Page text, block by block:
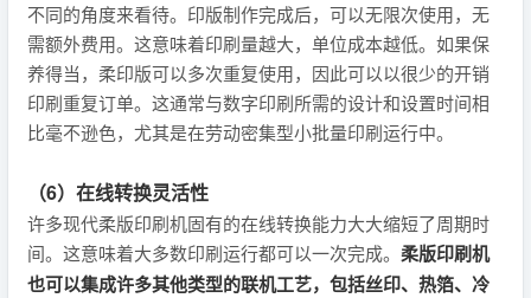
不同的角度来看待。印版制作完成后，可以无限次使用，无
需额外费用。这意味着印刷量越大，单位成本越低。如果保
养得当，柔印版可以多次重复使用，因此可以以很少的开销
印刷重复订单。这通常与数字印刷所需的设计和设置时间相
比毫不逊色，尤其是在劳动密集型小批量印刷运行中。
（6）在线转换灵活性
许多现代柔版印刷机固有的在线转换能力大大缩短了周期时
间。这意味着大多数印刷运行都可以一次完成。 柔版印刷机
也可以集成许多其他类型的联机工艺，包括丝印、热箔、冷